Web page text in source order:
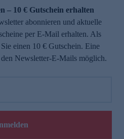
– 10 € Gutschein erhalten
abonnieren und aktuelle
per E-Mail erhalten. Als
einen 10 € Gutschein. Eine
Newsletter-E-Mails möglich.